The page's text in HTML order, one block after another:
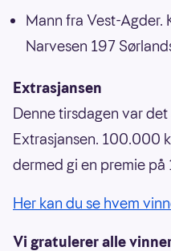
Mann fra Vest-Agder.
Narvesen 197
Extrasjansen
Denne tirsdagen var
Extrasjansen. 100.000
dermed gi en premie
Her kan du se hvem
Vi gratulerer alle